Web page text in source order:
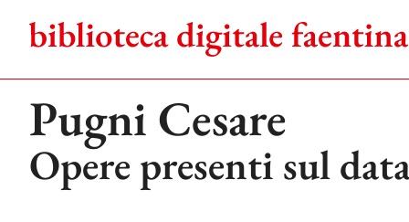
contenuto
Pugni Cesare
Opere presenti sul